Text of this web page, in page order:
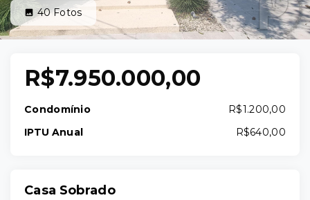
40Fotos
R$7.950.000,00
Condomínio
R$1.200,00
IPTU Anual
R$640,00
Casa Sobrado